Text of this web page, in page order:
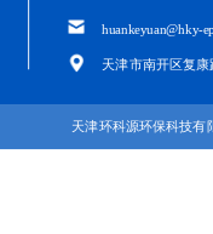
huankeyuan@hky-
天津市南开区复康
天津环科源环保科技有